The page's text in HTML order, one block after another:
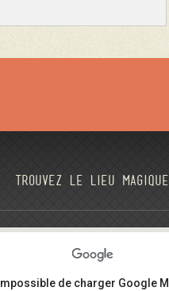
Trouvez le lieu magique
Impossible de charger Google